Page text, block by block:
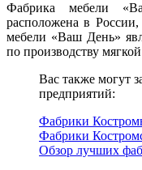
Фабрика мебели
расположена в
мебели «Ваш День»
по производству
Вас также могут
предприятий:
Фабрики
Фабрики
Обзор лучших